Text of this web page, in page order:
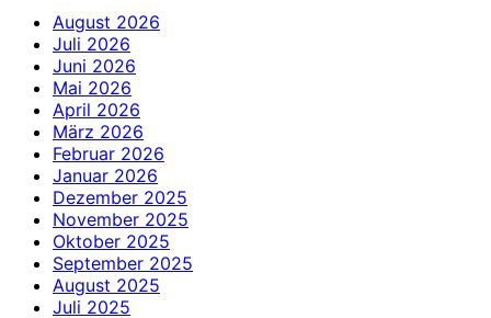
August 2026
Juli 2026
Juni 2026
Mai 2026
April 2026
März 2026
Februar 2026
Januar 2026
Dezember 2025
November 2025
Oktober 2025
September 2025
August 2025
Juli 2025